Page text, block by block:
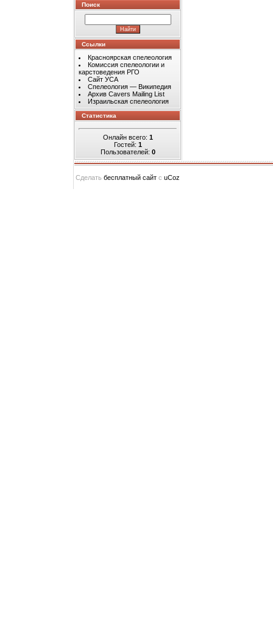
Поиск
Ссылки
Красноярская спелеология
Комиссия спелеологии и
карстоведения РГО
Сайт УСА
Спелеология — Википедия
Архив Cavers Mailing List
Израильская спелеология
Статистика
Онлайн всего: 1
Гостей: 1
Пользователей: 0
Сделать бесплатный сайт с uCoz